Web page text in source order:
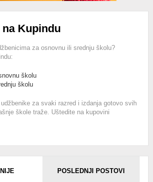
Kupindu
za osnovnu ili srednju školu?
školu
školu
za svaki razred i izdanja gotovo svih
škole traže. Uštedite na kupovini
POSLEDNJI POSTOVI